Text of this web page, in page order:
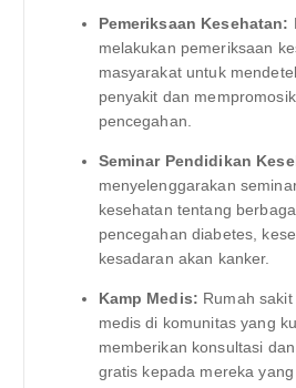
Pemeriksaan Kesehatan:
melakukan pemeriksaan
masyarakat untuk
penyakit dan
pencegahan.
Seminar Pendidikan
menyelenggarakan
kesehatan tentang
pencegahan diabetes,
kesadaran akan kanker.
Kamp Medis: Rumah
medis di komunitas yang
memberikan konsultasi
gratis kepada mereka yang